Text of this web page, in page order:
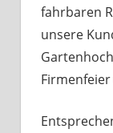
fahrbaren
unsere